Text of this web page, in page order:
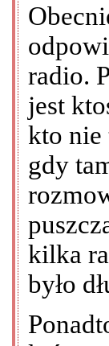
radio.
jest
kto nie
gdy
kilka
było